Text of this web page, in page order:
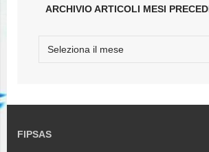
ARCHIVIO ARTICOLI MESI
FIPSAS